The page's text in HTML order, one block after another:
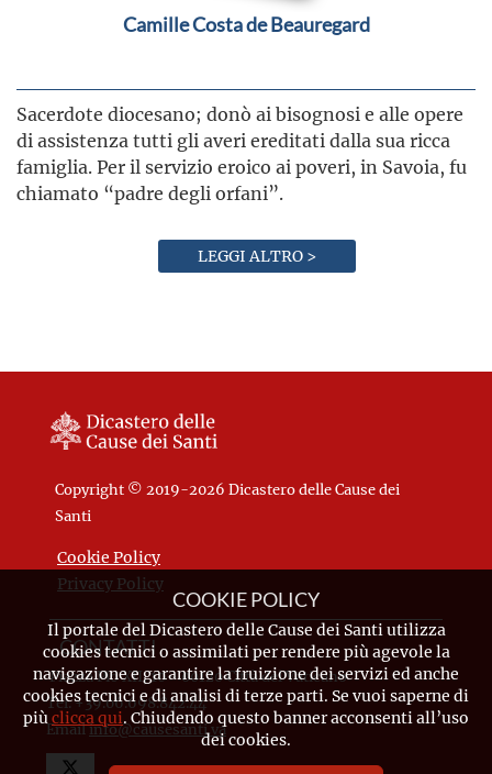
Camille Costa de Beauregard
Sacerdote diocesano; donò ai bisognosi e alle opere
di assistenza tutti gli averi ereditati dalla sua ricca
famiglia. Per il servizio eroico ai poveri, in Savoia, fu
chiamato “padre degli orfani”.
LEGGI ALTRO >
Copyright © 2019-2026 Dicastero delle Cause dei
Santi
Cookie Policy
Privacy Policy
CONTATTI
Piazza Pio XII, 10 - 00120 Città del Vaticano
Tel. +39.06.698.842.44
Emailinfo@causesanti.va
COOKIE POLICY
Il portale del Dicastero delle Cause dei Santi utilizza
cookies tecnici o assimilati per rendere più agevole la
navigazione e garantire la fruizione dei servizi ed anche
cookies tecnici e di analisi di terze parti. Se vuoi saperne di
piùclicca qui. Chiudendo questo banner acconsenti all’uso
dei cookies.